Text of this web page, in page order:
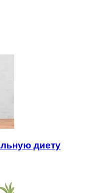
диету